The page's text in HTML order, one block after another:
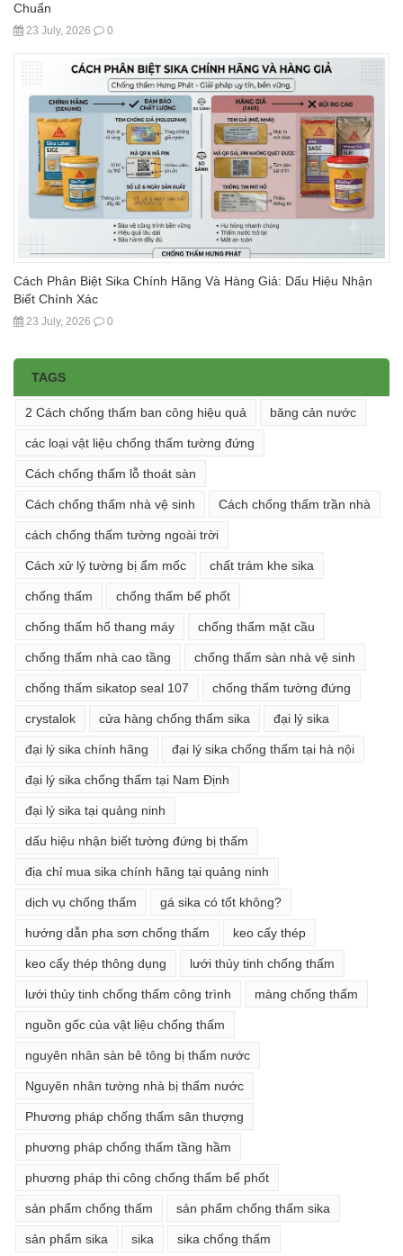
Chuẩn
23 July, 2026 0
Cách Phân Biệt Sika Chính Hãng Và Hàng Giả: Dấu Hiệu Nhận
Biết Chính Xác
23 July, 2026 0
TAGS
2 Cách chống thấm ban công hiệu quả băng cản nước
các loại vật liệu chống thấm tường đứng
Cách chống thấm lỗ thoát sàn
Cách chống thấm nhà vệ sinh Cách chống thấm trần nhà
cách chống thấm tường ngoài trời
Cách xử lý tường bị ẩm mốc chất trám khe sika
chống thấm chống thấm bể phốt
chống thấm hố thang máy chống thấm mặt cầu
chống thấm nhà cao tầng chống thấm sàn nhà vệ sinh
chống thấm sikatop seal 107 chống thấm tường đứng
crystalok cửa hàng chống thấm sika đại lý sika
đại lý sika chính hãng đại lý sika chống thấm tại hà nội
đại lý sika chống thấm tại Nam Định
đại lý sika tại quảng ninh
dấu hiệu nhận biết tường đứng bị thấm
địa chỉ mua sika chính hãng tại quảng ninh
dịch vụ chống thấm gá sika có tốt không?
hướng dẫn pha sơn chống thấm keo cấy thép
keo cấy thép thông dụng lưới thủy tinh chống thấm
lưới thủy tinh chống thấm công trình màng chống thấm
nguồn gốc của vật liệu chống thấm
nguyên nhân sàn bê tông bị thấm nước
Nguyên nhân tường nhà bị thấm nước
Phương pháp chống thấm sân thượng
phương pháp chống thấm tầng hầm
phương pháp thi công chống thấm bể phốt
sản phẩm chống thấm sản phẩm chống thấm sika
sản phẩm sika sika sika chống thấm